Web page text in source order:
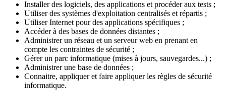
Installer des logiciels, des applications et procéder aux tests ;
Utiliser des systèmes d'exploitation centralisés et répartis ;
Utiliser Internet pour des applications spécifiques ;
Accéder à des bases de données distantes ;
Administrer un réseau et un serveur web en prenant en
compte les contraintes de sécurité ;
Gérer un parc informatique (mises à jours, sauvegardes...) ;
Administrer une base de données ;
Connaitre, appliquer et faire appliquer les règles de sécurité
informatique.